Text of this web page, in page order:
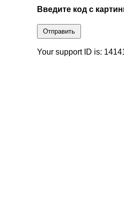
Введите код с
Отправить
Your support ID is: